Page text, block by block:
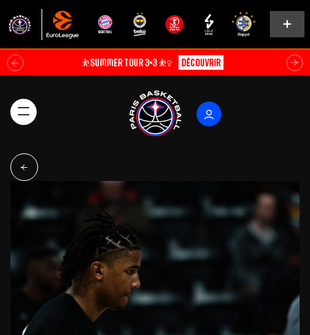
Soldes d’été⚡ Explorer